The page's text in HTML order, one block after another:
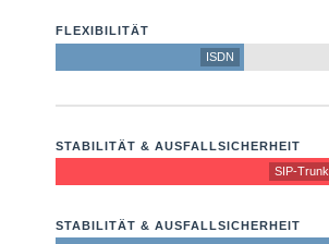
FLEXIBILITÄT
ISDN
STABILITÄT & AUSFALLSICHERHEIT
SIP-Trunk
STABILITÄT & AUSFALLSICHERHEIT